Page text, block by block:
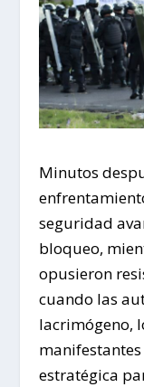
Minutos
seguridad
bloqueo,
opusieron
cuando las
lacrimógeno,
estratégica